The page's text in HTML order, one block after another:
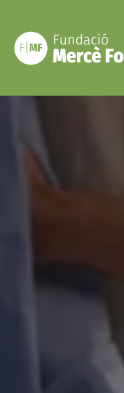
contingut